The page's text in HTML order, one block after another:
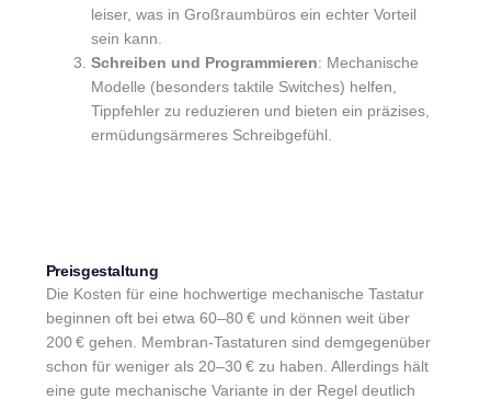
leiser, was in Großraumbüros ein echter Vorteil
sein kann.
Schreiben und Programmieren: Mechanische
Modelle (besonders taktile Switches) helfen,
Tippfehler zu reduzieren und bieten ein präzises,
ermüdungsärmeres Schreibgefühl.
Preisgestaltung
Die Kosten für eine hochwertige mechanische Tastatur
beginnen oft bei etwa 60–80 € und können weit über
200 € gehen. Membran-Tastaturen sind demgegenüber
schon für weniger als 20–30 € zu haben. Allerdings hält
eine gute mechanische Variante in der Regel deutlich